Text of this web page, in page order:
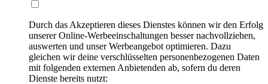
Durch das Akzeptieren dieses Dienstes können wir den Erfolg
unserer Online-Werbeeinschaltungen besser nachvollziehen,
auswerten und unser Werbeangebot optimieren. Dazu
gleichen wir deine verschlüsselten personenbezogenen Daten
mit folgenden externen Anbietenden ab, sofern du deren
Dienste bereits nutzt: